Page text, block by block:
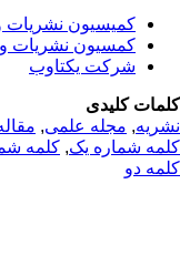
کمیسیون نشریات
کمسیون نشریات
شرکت یکتاوب
کلیدی
,مجله علمی,
شماره یک,کلمه
دو